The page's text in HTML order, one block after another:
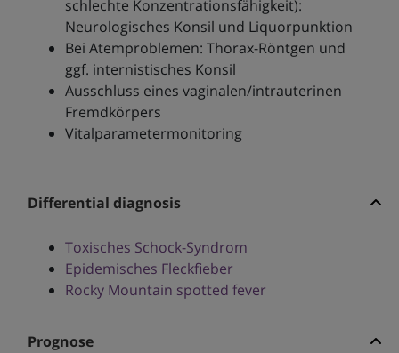
schlechte Konzentrationsfähigkeit):
Neurologisches Konsil und Liquorpunktion
Bei Atemproblemen: Thorax-Röntgen und
ggf. internistisches Konsil
Ausschluss eines vaginalen/intrauterinen
Fremdkörpers
Vitalparametermonitoring
Differential diagnosis
Toxisches Schock-Syndrom
Epidemisches Fleckfieber
Rocky Mountain spotted fever
Prognose